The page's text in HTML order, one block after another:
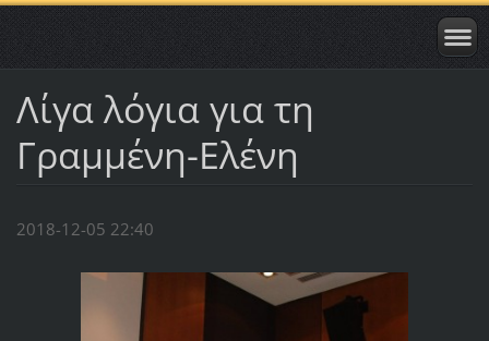
Λίγα λόγια για τη
Γραμμένη-Ελένη
2018-12-05 22:40